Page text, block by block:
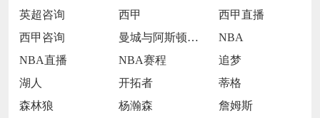
英超咨询
西甲
西甲直播
西甲咨询
曼城与阿斯顿维拉
NBA
NBA直播
NBA赛程
追梦
湖人
开拓者
蒂格
森林狼
杨瀚森
詹姆斯